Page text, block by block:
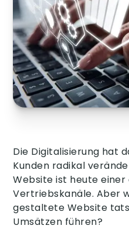
Die Digitalisierung hat
Kunden radikal
Website ist heute
Vertriebskanäle. Aber
gestaltete Website
Umsätzen führen?